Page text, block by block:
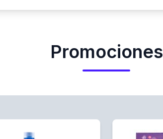
Promociones